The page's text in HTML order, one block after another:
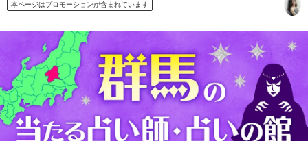
本ページはプロモーションが含まれています